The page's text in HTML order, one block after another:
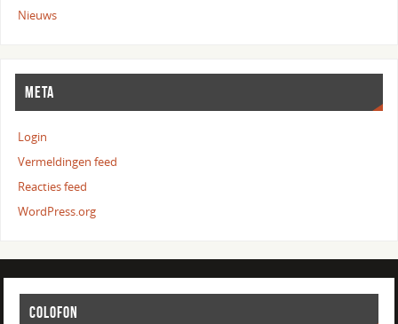
Nieuws
META
Login
Vermeldingen feed
Reacties feed
WordPress.org
COLOFON